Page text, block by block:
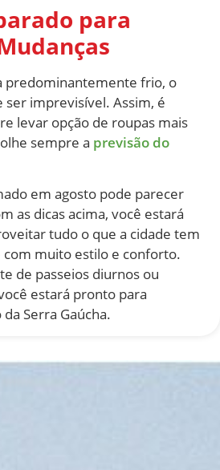
para
predominantemente frio, o
ser imprevisível. Assim, é
levar opção de roupas mais
sempre a previsão do
em agosto pode parecer
as dicas acima, você estará
tudo o que a cidade tem
muito estilo e conforto.
de passeios diurnos ou
estará pronto para
Serra Gaúcha.